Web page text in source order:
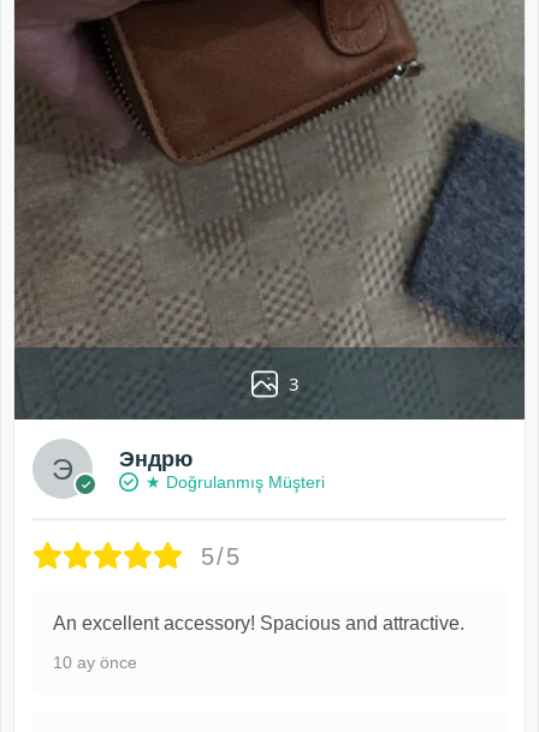
3
Эндрю
★ Doğrulanmış Müşteri
5/5
An excellent accessory! Spacious and attractive.
10 ay önce